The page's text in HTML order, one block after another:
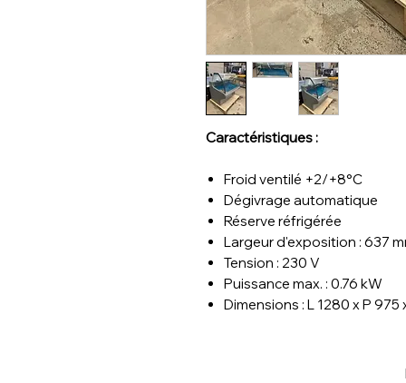
Caractéristiques :
Froid ventilé +2/+8°C
Dégivrage automatique
Réserve réfrigérée
Largeur d'exposition : 637
Tension : 230 V
Puissance max. : 0.76 kW
Dimensions : L 1280 x P 975